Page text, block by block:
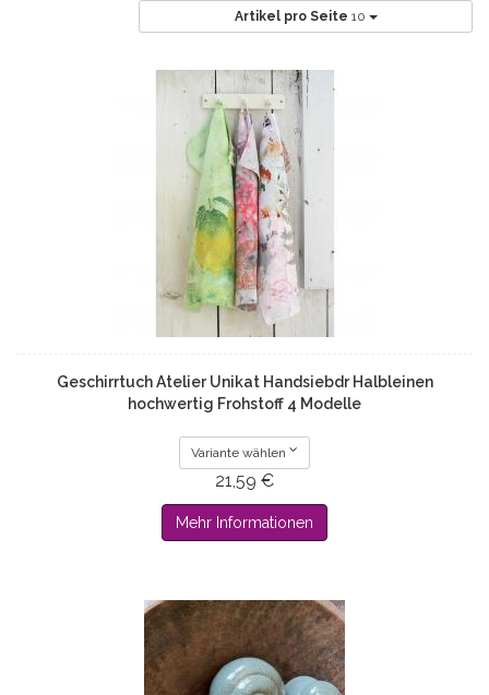
Artikel pro Seite 10
Geschirrtuch Atelier Unikat Handsiebdr Halbleinen
hochwertig Frohstoff 4 Modelle
Variante wählen
21,59 €
Mehr Informationen